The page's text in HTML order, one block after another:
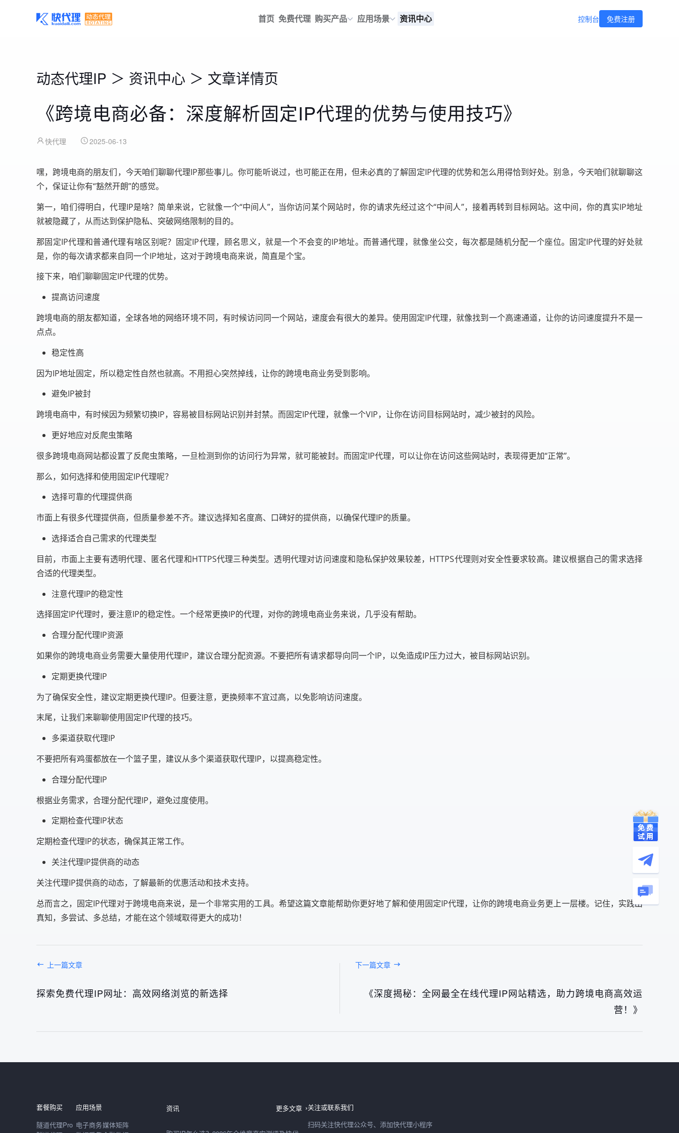
首页 免费代理 购买产品 应用场景 资讯中心 控制台 免费注册
动态代理IP ＞ 资讯中心 ＞ 文章详情页
《跨境电商必备：深度解析固定IP代理的优势与使用技巧》
快代理 2025-06-13
嘿，跨境电商的朋友们，今天咱们聊聊代理IP那些事儿。你可能听说过，也可能正在用，但未必真的了解固定IP代理的优势和怎么用得恰到好处。别急，今天咱们就聊聊这
个，保证让你有“豁然开朗”的感觉。
第一，咱们得明白，代理IP是啥？简单来说，它就像一个“中间人”，当你访问某个网站时，你的请求先经过这个“中间人”，接着再转到目标网站。这中间，你的真实IP地址
就被隐藏了，从而达到保护隐私、突破网络限制的目的。
那固定IP代理和普通代理有啥区别呢？固定IP代理，顾名思义，就是一个不会变的IP地址。而普通代理，就像坐公交，每次都是随机分配一个座位。固定IP代理的好处就
是，你的每次请求都来自同一个IP地址，这对于跨境电商来说，简直是个宝。
接下来，咱们聊聊固定IP代理的优势。
提高访问速度
跨境电商的朋友都知道，全球各地的网络环境不同，有时候访问同一个网站，速度会有很大的差异。使用固定IP代理，就像找到一个高速通道，让你的访问速度提升不是一
点点。
稳定性高
因为IP地址固定，所以稳定性自然也就高。不用担心突然掉线，让你的跨境电商业务受到影响。
避免IP被封
跨境电商中，有时候因为频繁切换IP，容易被目标网站识别并封禁。而固定IP代理，就像一个VIP，让你在访问目标网站时，减少被封的风险。
更好地应对反爬虫策略
很多跨境电商网站都设置了反爬虫策略，一旦检测到你的访问行为异常，就可能被封。而固定IP代理，可以让你在访问这些网站时，表现得更加“正常”。
那么，如何选择和使用固定IP代理呢？
选择可靠的代理提供商
市面上有很多代理提供商，但质量参差不齐。建议选择知名度高、口碑好的提供商，以确保代理IP的质量。
选择适合自己需求的代理类型
目前，市面上主要有透明代理、匿名代理和HTTPS代理三种类型。透明代理对访问速度和隐私保护效果较差，HTTPS代理则对安全性要求较高。建议根据自己的需求选择
合适的代理类型。
注意代理IP的稳定性
选择固定IP代理时，要注意IP的稳定性。一个经常更换IP的代理，对你的跨境电商业务来说，几乎没有帮助。
合理分配代理IP资源
如果你的跨境电商业务需要大量使用代理IP，建议合理分配资源。不要把所有请求都导向同一个IP，以免造成IP压力过大，被目标网站识别。
定期更换代理IP
为了确保安全性，建议定期更换代理IP。但要注意，更换频率不宜过高，以免影响访问速度。
末尾，让我们来聊聊使用固定IP代理的技巧。
多渠道获取代理IP
不要把所有鸡蛋都放在一个篮子里，建议从多个渠道获取代理IP，以提高稳定性。
合理分配代理IP
根据业务需求，合理分配代理IP，避免过度使用。
定期检查代理IP状态
定期检查代理IP的状态，确保其正常工作。
关注代理IP提供商的动态
关注代理IP提供商的动态，了解最新的优惠活动和技术支持。
总而言之，固定IP代理对于跨境电商来说，是一个非常实用的工具。希望这篇文章能帮助你更好地了解和使用固定IP代理，让你的跨境电商业务更上一层楼。记住，实践出
真知，多尝试、多总结，才能在这个领域取得更大的成功！
上一篇文章
探索免费代理IP网址：高效网络浏览的新选择
下一篇文章
《深度揭秘：全网最全在线代理IP网站精选，助力跨境电商高效运
营！》
套餐购买
隧道代理Pro
应用场景
电子商务媒体矩阵
资讯 更多文章
发布于： 2026年08月06日
发布于： 2026年08月06日
关注或联系我们
扫码关注快代理公众号、添加快代理小程序